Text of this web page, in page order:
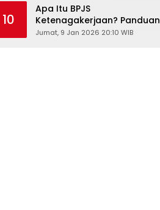
10
Apa Itu BPJS
Ketenagakerjaan? Panduan
Lengkap untuk Pekerja dan
Jumat, 9 Jan 2026 20:10 WIB